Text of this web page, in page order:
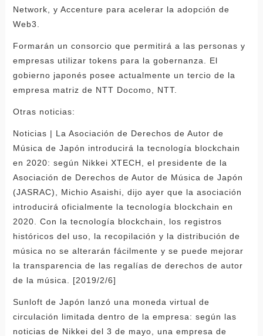
Network, y Accenture para acelerar la adopción de
Web3.
Formarán un consorcio que permitirá a las personas y
empresas utilizar tokens para la gobernanza. El
gobierno japonés posee actualmente un tercio de la
empresa matriz de NTT Docomo, NTT.
Otras noticias:
Noticias | La Asociación de Derechos de Autor de
Música de Japón introducirá la tecnología blockchain
en 2020: según Nikkei XTECH, el presidente de la
Asociación de Derechos de Autor de Música de Japón
(JASRAC), Michio Asaishi, dijo ayer que la asociación
introducirá oficialmente la tecnología blockchain en
2020. Con la tecnología blockchain, los registros
históricos del uso, la recopilación y la distribución de
música no se alterarán fácilmente y se puede mejorar
la transparencia de las regalías de derechos de autor
de la música. [2019/2/6]
Sunloft de Japón lanzó una moneda virtual de
circulación limitada dentro de la empresa: según las
noticias de Nikkei del 3 de mayo, una empresa de